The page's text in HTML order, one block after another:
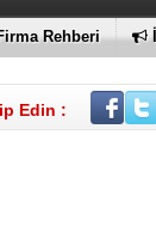
Rehberi
Edin :